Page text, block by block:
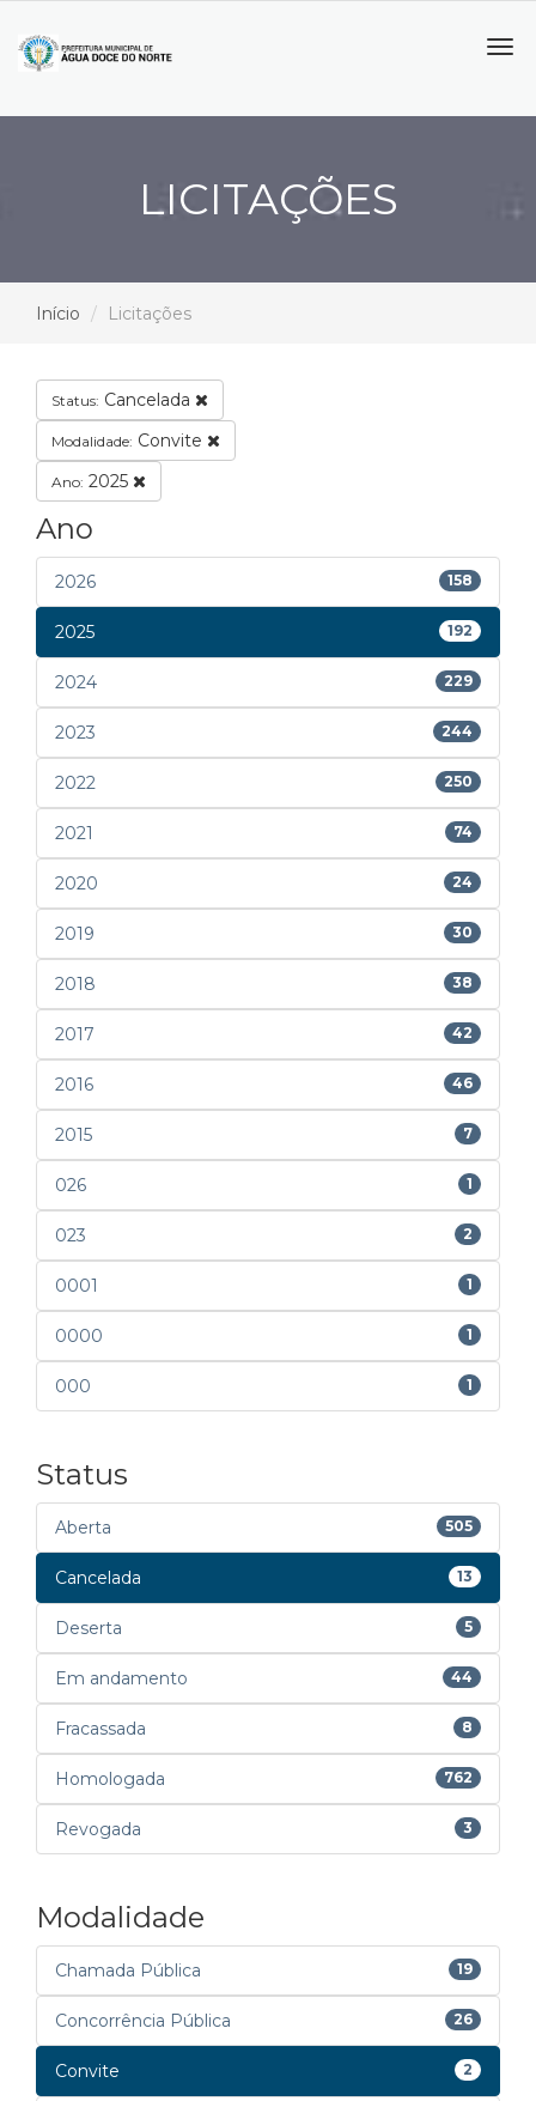
LICITAÇÕES
Início Licitações
Status: Cancelada
Modalidade: Convite
Ano: 2025
Ano
2026 158
2025 192
2024 229
2023 244
2022 250
2021 74
2020 24
2019 30
2018 38
2017 42
2016 46
2015 7
026 1
023 2
0001 1
0000 1
000 1
Status
Aberta 505
Cancelada 13
Deserta 5
Em andamento 44
Fracassada 8
Homologada 762
Revogada 3
Modalidade
Chamada Pública 19
Concorrência Pública 26
Convite 2